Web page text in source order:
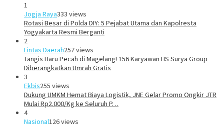
1
Jogja Raya333 views
Rotasi Besar di Polda DIY: 5 Pejabat Utama dan Kapolresta
Yogyakarta Resmi Berganti
2
Lintas Daerah257 views
Tangis Haru Pecah di Magelang! 156 Karyawan HS Surya Group
Diberangkatkan Umrah Gratis
3
Ekbis255 views
Dukung UMKM Hemat Biaya Logistik, JNE Gelar Promo Ongkir JTR
Mulai Rp2.000/Kg ke Seluruh P…
4
Nasional126 views